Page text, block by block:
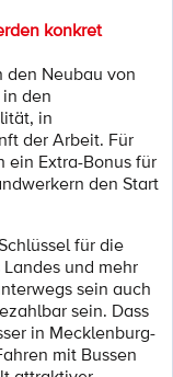
konkret
den Neubau von
den
in
der Arbeit. Für
ein Extra-Bonus für
den Start
für die
und mehr
sein auch
sein. Dass
in Mecklenburg-
mit Bussen